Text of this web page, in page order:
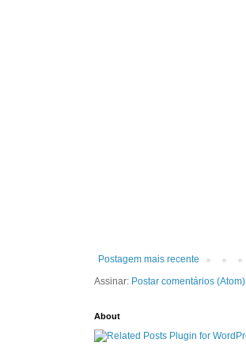
Postagem mais recente
Assinar: Postar comentários (Atom)
About